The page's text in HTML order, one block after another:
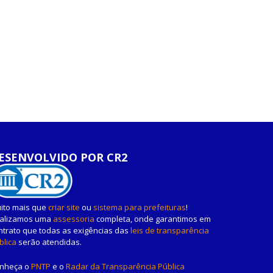
POR CR2
mais que criar site ou sistema para prefeituras!
uma assessoria completa, onde garantimos em
que todas as exigências das leis de transparência
serão atendidas.
o PNTP e o Radar da Transparência Pública